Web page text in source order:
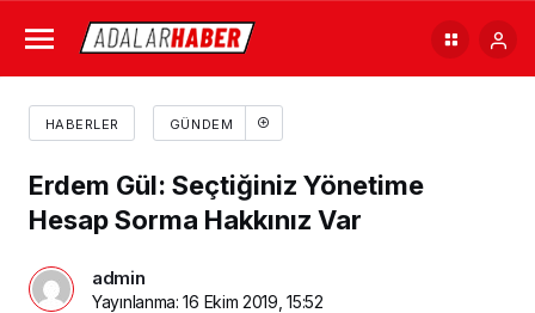
HABERLER GÜNDEM
Erdem Gül: Seçtiğiniz Yönetime
Hesap Sorma Hakkınız Var
admin
Yayınlanma:16 Ekim 2019, 15:52